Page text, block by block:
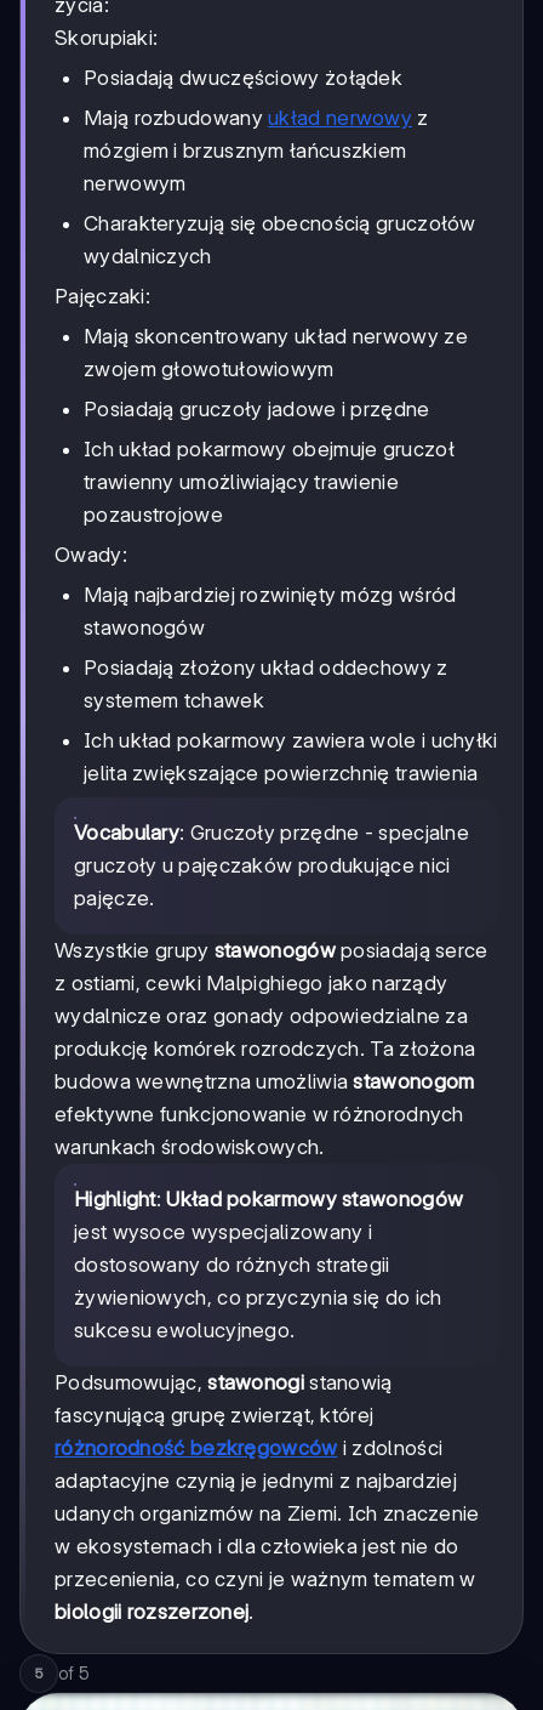
życia:
Skorupiaki:
Posiadają dwuczęściowy żołądek
Mają rozbudowanyukład nerwowy z
mózgiem i brzusznym łańcuszkiem
nerwowym
Charakteryzują się obecnością gruczołów
wydalniczych
Pajęczaki:
Mają skoncentrowany układ nerwowy ze
zwojem głowotułowiowym
Posiadają gruczoły jadowe i przędne
Ich układ pokarmowy obejmuje gruczoł
trawienny umożliwiający trawienie
pozaustrojowe
Owady:
Mają najbardziej rozwinięty mózg wśród
stawonogów
Posiadają złożony układ oddechowy z
systemem tchawek
Ich układ pokarmowy zawiera wole i uchyłki
jelita zwiększające powierzchnię trawienia
Vocabulary: Gruczoły przędne - specjalne
gruczoły u pajęczaków produkujące nici
pajęcze.
Wszystkie grupy stawonogówposiadają serce
z ostiami, cewki Malpighiego jako narządy
wydalnicze oraz gonady odpowiedzialne za
produkcję komórek rozrodczych. Ta złożona
budowa wewnętrzna umożliwiastawonogom
efektywne funkcjonowanie w różnorodnych
warunkach środowiskowych.
Highlight:Układ pokarmowy stawonogów
jest wysoce wyspecjalizowany i
dostosowany do różnych strategii
żywieniowych, co przyczynia się do ich
sukcesu ewolucyjnego.
Podsumowując,stawonogistanowią
fascynującą grupę zwierząt, której
różnorodność bezkręgowcówi zdolności
adaptacyjne czynią je jednymi z najbardziej
udanych organizmów na Ziemi. Ich znaczenie
w ekosystemach i dla człowieka jest nie do
przecenienia, co czyni je ważnym tematem w
biologii rozszerzonej.
5 of 5